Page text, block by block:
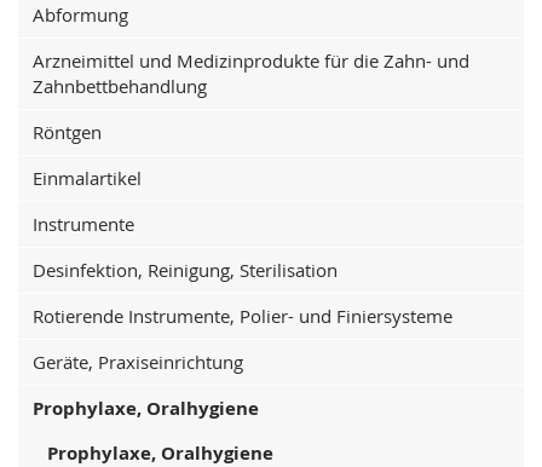
Abformung
Arzneimittel und Medizinprodukte für die Zahn- und
Zahnbettbehandlung
Röntgen
Einmalartikel
Instrumente
Desinfektion, Reinigung, Sterilisation
Rotierende Instrumente, Polier- und Finiersysteme
Geräte, Praxiseinrichtung
Prophylaxe, Oralhygiene
Prophylaxe, Oralhygiene